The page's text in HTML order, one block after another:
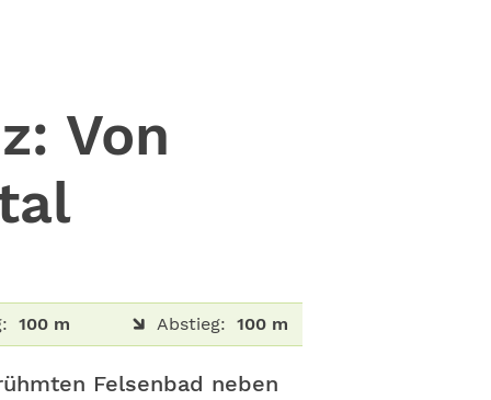
Von
100 m Abstieg: 100 m
Felsenbad neben